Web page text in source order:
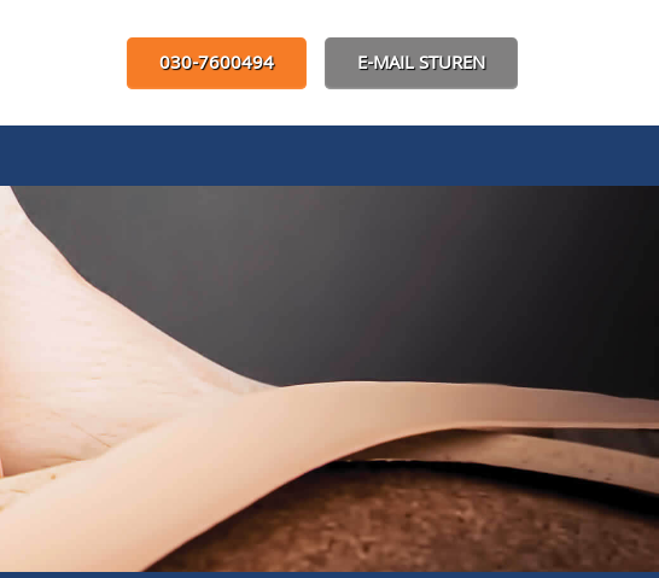
030-7600494 E-MAIL STUREN